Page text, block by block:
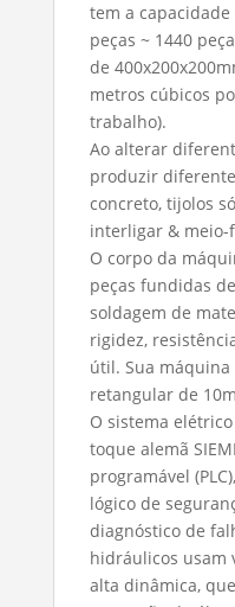
tem a
peças ~ 1440
de
metros cúbicos
trabalho).
Ao alterar
produzir
concreto, tijolos
interligar & meio-
O corpo da
peças fundidas
soldagem de
rigidez,
útil. Sua
retangular de
O sistema
toque alemã
programável
lógico de
diagnóstico de
hidráulicos usam
alta dinâmica,